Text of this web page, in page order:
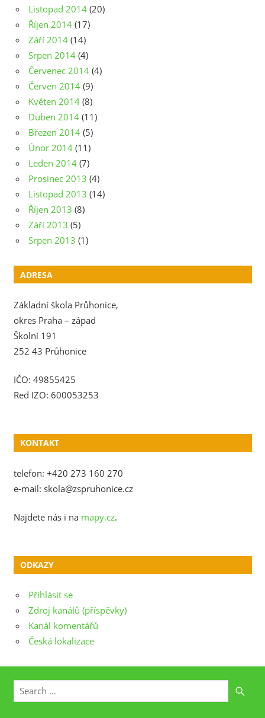
Listopad 2014 (20)
Říjen 2014 (17)
Září 2014 (14)
Srpen 2014 (4)
Červenec 2014 (4)
Červen 2014 (9)
Květen 2014 (8)
Duben 2014 (11)
Březen 2014 (5)
Únor 2014 (11)
Leden 2014 (7)
Prosinec 2013 (4)
Listopad 2013 (14)
Říjen 2013 (8)
Září 2013 (5)
Srpen 2013 (1)
ADRESA
Základní škola Průhonice,
okres Praha – západ
Školní 191
252 43 Průhonice
IČO: 49855425
Red IZO: 600053253
KONTAKT
telefon: +420 273 160 270
e-mail: skola@zspruhonice.cz
Najdete nás i na mapy.cz.
ODKAZY
Přihlásit se
Zdroj kanálů (příspěvky)
Kanál komentářů
Česká lokalizace